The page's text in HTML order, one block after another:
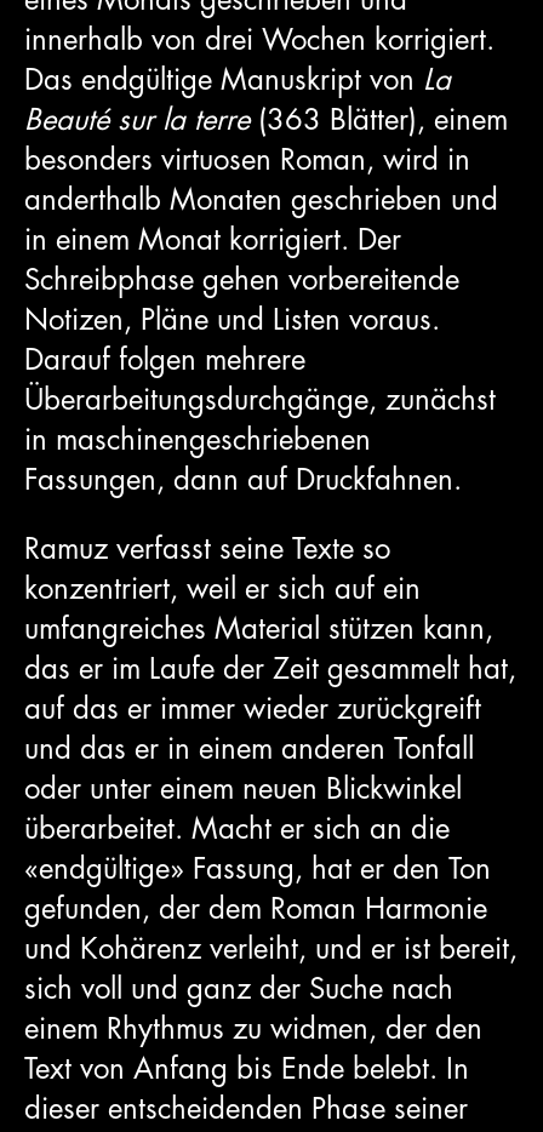
innerhalb von drei Wochen korrigiert.
Das endgültige Manuskript von La
Beauté sur la terre(363 Blätter), einem
besonders virtuosen Roman, wird in
anderthalb Monaten geschrieben und
in einem Monat korrigiert. Der
Schreibphase gehen vorbereitende
Notizen, Pläne und Listen voraus.
Darauf folgen mehrere
Überarbeitungsdurchgänge, zunächst
in maschinengeschriebenen
Fassungen, dann auf Druckfahnen.
Ramuz verfasst seine Texte so
konzentriert, weil er sich auf ein
umfangreiches Material stützen kann,
das er im Laufe der Zeit gesammelt hat,
auf das er immer wieder zurückgreift
und das er in einem anderen Tonfall
oder unter einem neuen Blickwinkel
überarbeitet. Macht er sich an die
«endgültige» Fassung, hat er den Ton
gefunden, der dem Roman Harmonie
und Kohärenz verleiht, und er ist bereit,
sich voll und ganz der Suche nach
einem Rhythmus zu widmen, der den
Text von Anfang bis Ende belebt. In
dieser entscheidenden Phase seiner